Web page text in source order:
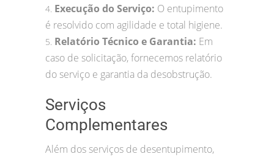
4. Execução do Serviço: O entupimento
é resolvido com agilidade e total higiene.
5. Relatório Técnico e Garantia: Em
caso de solicitação, fornecemos relatório
do serviço e garantia da desobstrução.
Serviços
Complementares
Além dos serviços de desentupimento,